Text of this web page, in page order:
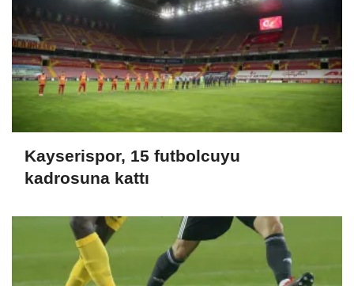
Kayserispor, 15 futbolcuyu
kadrosuna kattı